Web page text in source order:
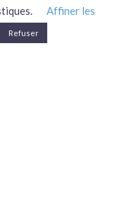
Affiner les
Refuser